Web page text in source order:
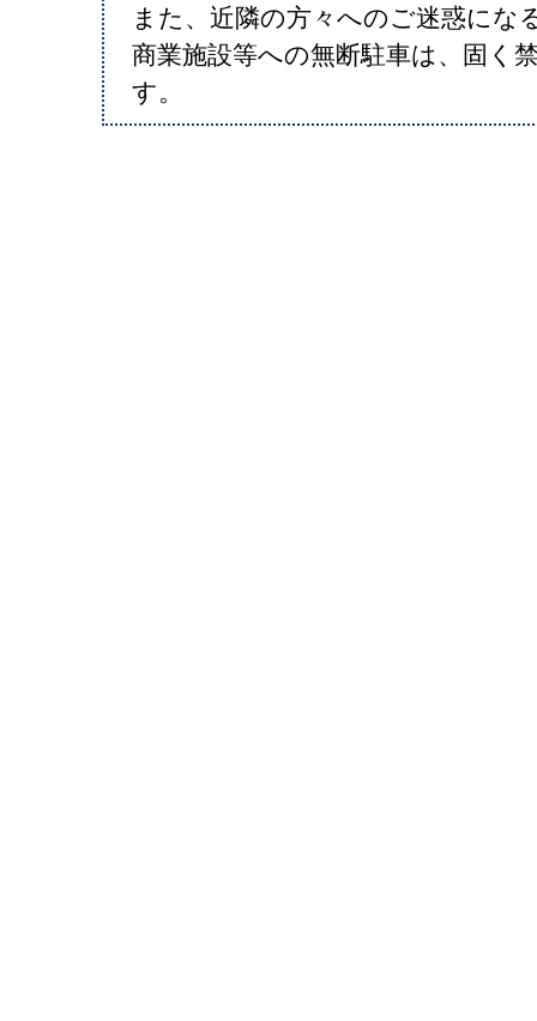
また、近隣の方々へのご迷惑にな
商業施設等への無断駐車は、固く
す。